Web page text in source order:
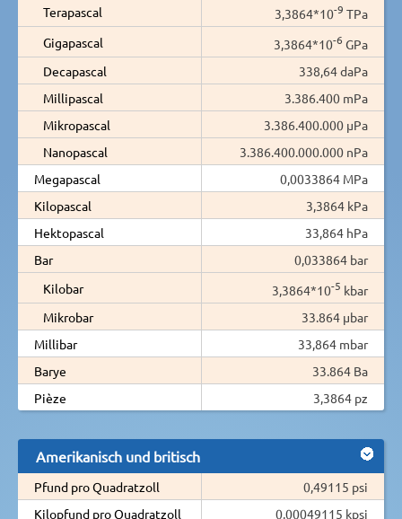
Terapascal
3,3864*10-9 TPa
Gigapascal
3,3864*10-6 GPa
Decapascal
338,64 daPa
Millipascal
3.386.400 mPa
Mikropascal
3.386.400.000 µPa
Nanopascal
3.386.400.000.000 nPa
Megapascal
0,0033864 MPa
Kilopascal
3,3864 kPa
Hektopascal
33,864 hPa
Bar
0,033864 bar
Kilobar
3,3864*10-5 kbar
Mikrobar
33.864 µbar
Millibar
33,864 mbar
Barye
33.864 Ba
Pièze
3,3864 pz
Amerikanisch und britisch
Pfund pro Quadratzoll
0,49115 psi
Kilopfund pro Quadratzoll
0,00049115 kpsi